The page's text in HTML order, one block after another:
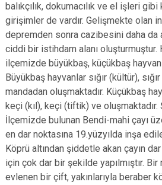
balıkçılık, dokumacılık ve el işleri
girişimler de vardır. Gelişmekte olan
depremden sonra cazibesini daha da
ciddi bir istihdam alanı oluşturmuştur.
ilçemizde büyükbaş, küçükbaş
Büyükbaş hayvanlar sığır (kültür),
mandadan oluşmaktadır. Küçükbaş
keçi (kıl), keçi (tiftik) ve oluşmaktadır.
İlçemizde bulunan Bendi-mahi çayı
en dar noktasına 19.yüzyılda inşa
Köprü altından şiddetle akan çayın
için çok dar bir şekilde yapılmıştır.
evlenen bir çift, yakınlarıyla beraber